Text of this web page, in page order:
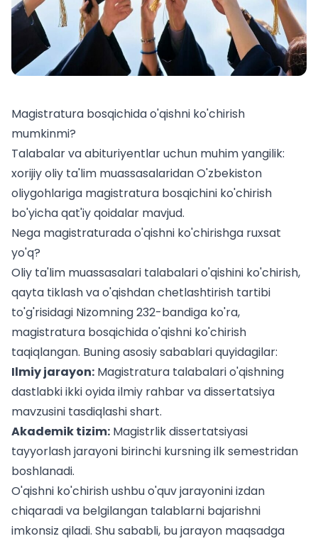
Magistratura bosqichida o'qishni ko'chirish
mumkinmi?
Talabalar va abituriyentlar uchun muhim yangilik:
xorijiy oliy ta'lim muassasalaridan O'zbekiston
oliygohlariga magistratura bosqichini ko'chirish
bo'yicha qat'iy qoidalar mavjud.
Nega magistraturada o'qishni ko'chirishga ruxsat
yo'q?
Oliy ta'lim muassasalari talabalari o'qishini ko'chirish,
qayta tiklash va o'qishdan chetlashtirish tartibi
to'g'risidagi Nizomning 232-bandiga ko'ra,
magistratura bosqichida o'qishni ko'chirish
taqiqlangan. Buning asosiy sabablari quyidagilar:
Ilmiy jarayon: Magistratura talabalari o'qishning
dastlabki ikki oyida ilmiy rahbar va dissertatsiya
mavzusini tasdiqlashi shart.
Akademik tizim: Magistrlik dissertatsiyasi
tayyorlash jarayoni birinchi kursning ilk semestridan
boshlanadi.
O'qishni ko'chirish ushbu o'quv jarayonini izdan
chiqaradi va belgilangan talablarni bajarishni
imkonsiz qiladi. Shu sababli, bu jarayon maqsadga